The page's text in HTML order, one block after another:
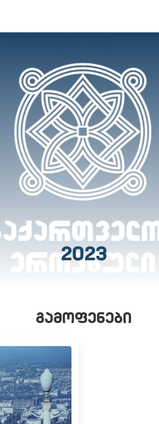
2023
ᲒᲐᲛᲝᲤᲔᲜᲔᲑᲘ